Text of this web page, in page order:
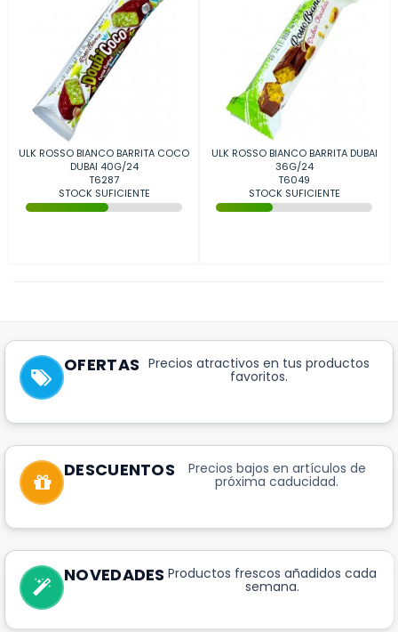
ULK ROSSO BIANCO BARRITA COCO
DUBAI 40G/24
T6287
STOCK SUFICIENTE
ULK ROSSO BIANCO BARRITA DUBAI
36G/24
T6049
STOCK SUFICIENTE
OFERTAS Precios atractivos en tus productos
favoritos.
DESCUENTOS Precios bajos en artículos de
próxima caducidad.
NOVEDADES Productos frescos añadidos cada
semana.